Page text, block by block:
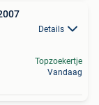
Details
Topzoekertje
Vandaag